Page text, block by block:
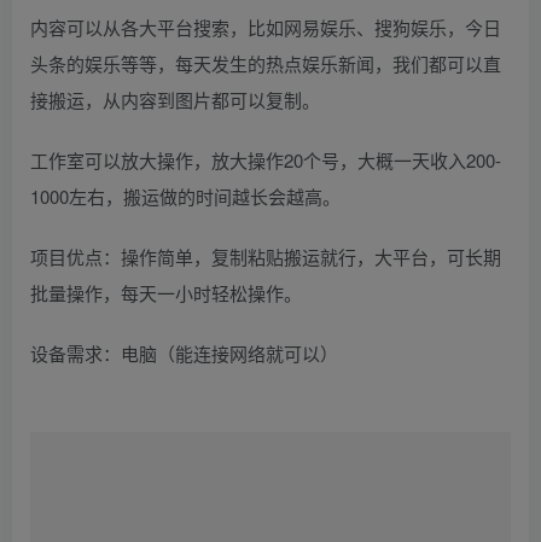
内容可以从各大平台搜索，比如网易娱乐、搜狗娱乐，今日
头条的娱乐等等，每天发生的热点娱乐新闻，我们都可以直
接搬运，从内容到图片都可以复制。
工作室可以放大操作，放大操作20个号，大概一天收入200-
1000左右，搬运做的时间越长会越高。
项目优点：操作简单，复制粘贴搬运就行，大平台，可长期
批量操作，每天一小时轻松操作。
设备需求：电脑（能连接网络就可以）